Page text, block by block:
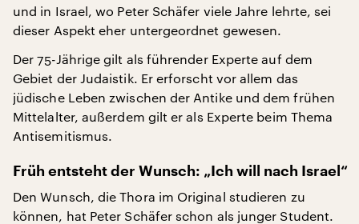
und in Israel, wo Peter Schäfer viele Jahre lehrte, sei
dieser Aspekt eher untergeordnet gewesen.
Der 75-Jährige gilt als führender Experte auf dem
Gebiet der Judaistik. Er erforscht vor allem das
jüdische Leben zwischen der Antike und dem frühen
Mittelalter, außerdem gilt er als Experte beim Thema
Antisemitismus.
Früh entsteht der Wunsch: „Ich will nach Israel“
Den Wunsch, die Thora im Original studieren zu
können, hat Peter Schäfer schon als junger Student.